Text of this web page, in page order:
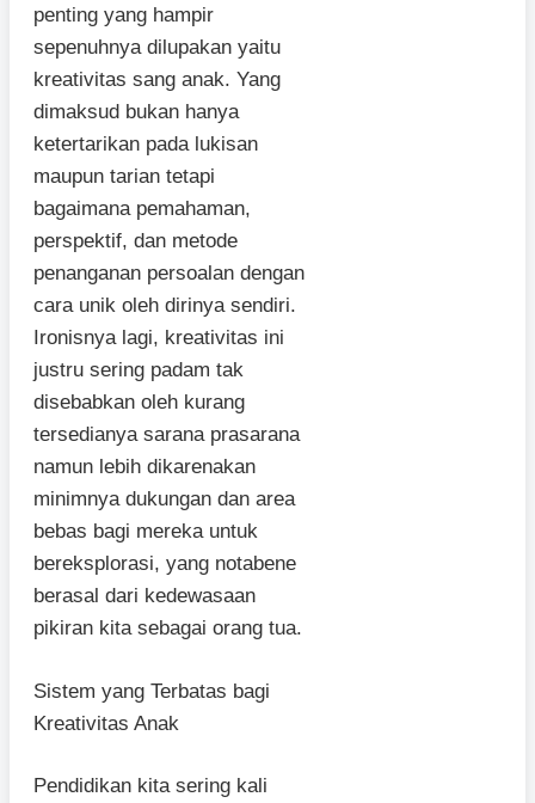
penting yang hampir
sepenuhnya dilupakan yaitu
kreativitas sang anak. Yang
dimaksud bukan hanya
ketertarikan pada lukisan
maupun tarian tetapi
bagaimana pemahaman,
perspektif, dan metode
penanganan persoalan dengan
cara unik oleh dirinya sendiri.
Ironisnya lagi, kreativitas ini
justru sering padam tak
disebabkan oleh kurang
tersedianya sarana prasarana
namun lebih dikarenakan
minimnya dukungan dan area
bebas bagi mereka untuk
bereksplorasi, yang notabene
berasal dari kedewasaan
pikiran kita sebagai orang tua.
Sistem yang Terbatas bagi
Kreativitas Anak
Pendidikan kita sering kali